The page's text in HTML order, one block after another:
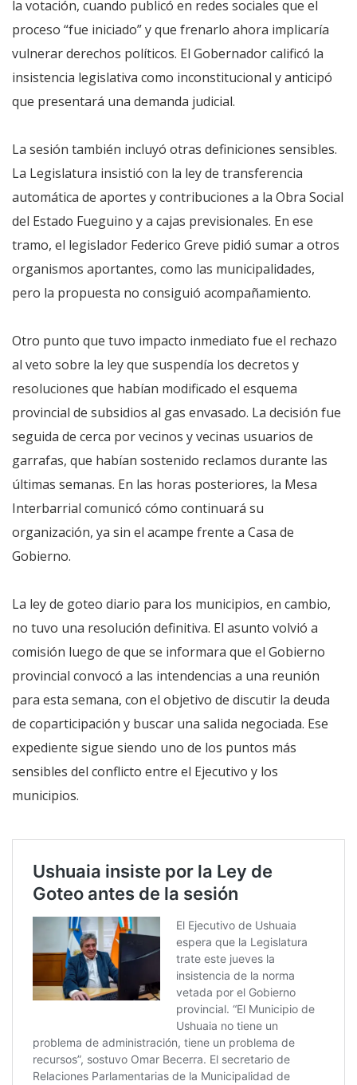
la votación, cuando publicó en redes sociales que el
proceso “fue iniciado” y que frenarlo ahora implicaría
vulnerar derechos políticos. El Gobernador calificó la
insistencia legislativa como inconstitucional y anticipó
que presentará una demanda judicial.
La sesión también incluyó otras definiciones sensibles.
La Legislatura insistió con la ley de transferencia
automática de aportes y contribuciones a la Obra Social
del Estado Fueguino y a cajas previsionales. En ese
tramo, el legislador Federico Greve pidió sumar a otros
organismos aportantes, como las municipalidades,
pero la propuesta no consiguió acompañamiento.
Otro punto que tuvo impacto inmediato fue el rechazo
al veto sobre la ley que suspendía los decretos y
resoluciones que habían modificado el esquema
provincial de subsidios al gas envasado. La decisión fue
seguida de cerca por vecinos y vecinas usuarios de
garrafas, que habían sostenido reclamos durante las
últimas semanas. En las horas posteriores, la Mesa
Interbarrial comunicó cómo continuará su
organización, ya sin el acampe frente a Casa de
Gobierno.
La ley de goteo diario para los municipios, en cambio,
no tuvo una resolución definitiva. El asunto volvió a
comisión luego de que se informara que el Gobierno
provincial convocó a las intendencias a una reunión
para esta semana, con el objetivo de discutir la deuda
de coparticipación y buscar una salida negociada. Ese
expediente sigue siendo uno de los puntos más
sensibles del conflicto entre el Ejecutivo y los
municipios.